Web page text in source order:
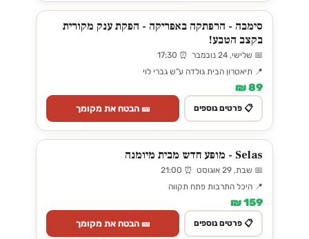
סימבה - הרפתקה באפריקה - הפקת ענק מקורית
בקצב הטבע!
📅 שלישי, 24 נובמבר ⏰ 17:30
📍 תיאטרון הבית גולדה ע"ש גברי לוי
89 ₪
📋 פרטים נוספים 🎫 הבטח את מקומך
Selas - מופע חדש מבית מיומנה
📅 שבת, 29 אוגוסט ⏰ 21:00
📍 היכל התרבות פתח תקווה
159 ₪
📋 פרטים נוספים 🎫 הבטח את מקומך